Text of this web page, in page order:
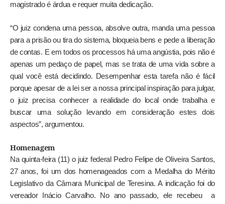
magistrado é árdua e requer muita dedicação.
“O juiz condena uma pessoa, absolve outra, manda uma pessoa
para a prisão ou tira do sistema, bloqueia bens e pede a liberação
de contas. E em todos os processos há uma angústia, pois não é
apenas um pedaço de papel, mas se trata de uma vida sobre a
qual você está decidindo. Desempenhar esta tarefa não é fácil
porque apesar de a lei ser a nossa principal inspiração para julgar,
o juiz precisa conhecer a realidade do local onde trabalha e
buscar uma solução levando em consideração estes dois
aspectos”, argumentou.
Homenagem
Na quinta-feira (11) o juiz federal Pedro Felipe de Oliveira Santos,
27 anos, foi um dos homenageados com a Medalha do Mérito
Legislativo da Câmara Municipal de Teresina. A indicação foi do
vereador Inácio Carvalho. No ano passado, ele recebeu a